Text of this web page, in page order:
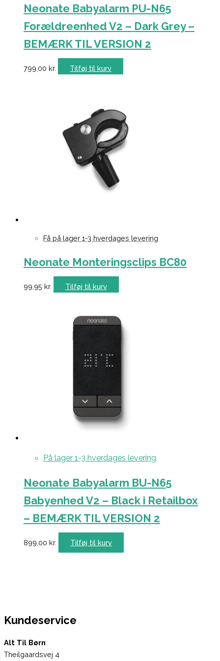
Neonate Babyalarm PU-N65
Forældreenhed V2 – Dark Grey –
BEMÆRK TIL VERSION 2
799,00 kr. Tilføj til kurv
Få på lager 1-3 hverdages levering
Neonate Monteringsclips BC80
99,95 kr. Tilføj til kurv
På lager 1-3 hverdages levering
Neonate Babyalarm BU-N65
Babyenhed V2 – Black i Retailbox
– BEMÆRK TIL VERSION 2
899,00 kr. Tilføj til kurv
Kundeservice
Alt Til Børn
Theilgaardsvej 4